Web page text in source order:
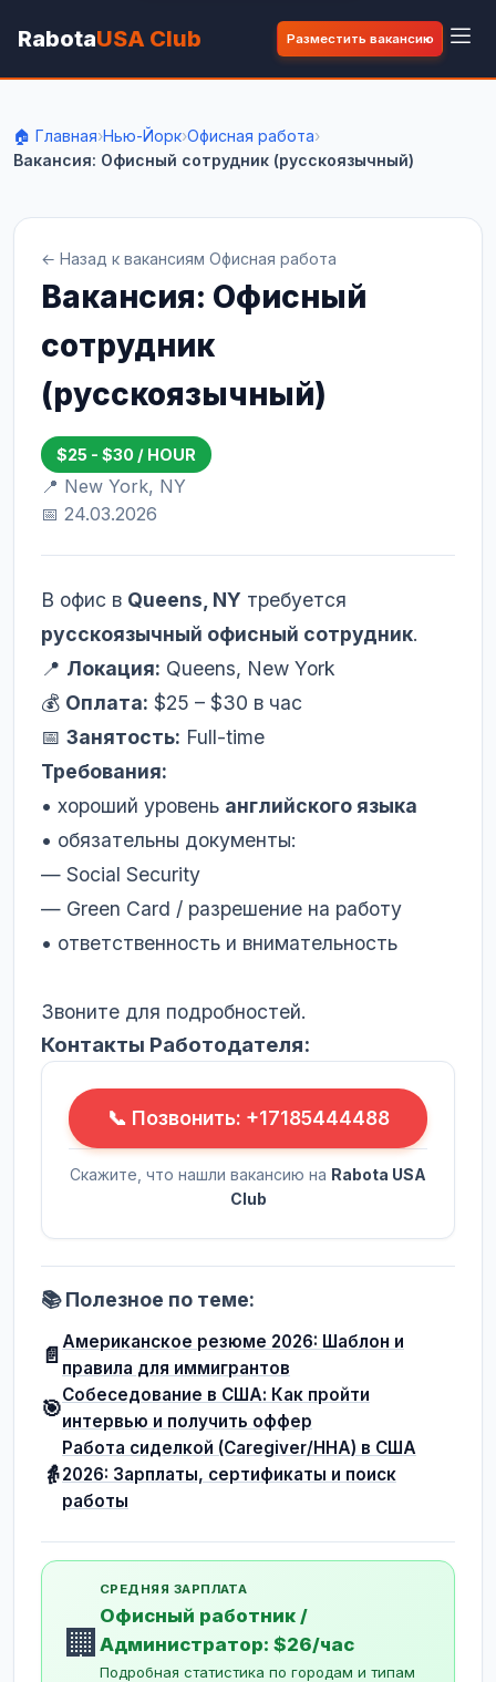
RabotaUSA Club Разместить вакансию
🏠 Главная›Нью-Йорк›Офисная работа›
Вакансия: Офисный сотрудник (русскоязычный)
← Назад к вакансиям Офисная работа
Вакансия: Офисный
сотрудник
(русскоязычный)
$25 - $30 / HOUR
📍 New York, NY
📅 24.03.2026
В офис в Queens, NY требуется
русскоязычный офисный сотрудник.
📍 Локация: Queens, New York
💰 Оплата: $25 – $30 в час
📅 Занятость: Full-time
Требования:
• хороший уровень английского языка
• обязательны документы:
— Social Security
— Green Card / разрешение на работу
• ответственность и внимательность
Звоните для подробностей.
Контакты Работодателя:
📞 Позвонить: +17185444488
Скажите, что нашли вакансию на Rabota USA
Club
📚 Полезное по теме:
📄
Американское резюме 2026: Шаблон и
правила для иммигрантов
🎯
Собеседование в США: Как пройти
интервью и получить оффер
👵
Работа сиделкой (Caregiver/HHA) в США
2026: Зарплаты, сертификаты и поиск
работы
🏢
СРЕДНЯЯ ЗАРПЛАТА
Офисный работник /
Администратор: $26/час
Подробная статистика по городам и типам